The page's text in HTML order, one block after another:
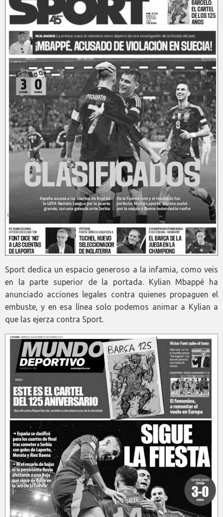
Sport dedica un espacio generoso a la infamia, como veis
en la parte superior de la portada. Kylian Mbappé ha
anunciado acciones legales contra quienes propaguen el
embuste, y en esa línea solo podemos animar a Kylian a
que las ejerza contra Sport.